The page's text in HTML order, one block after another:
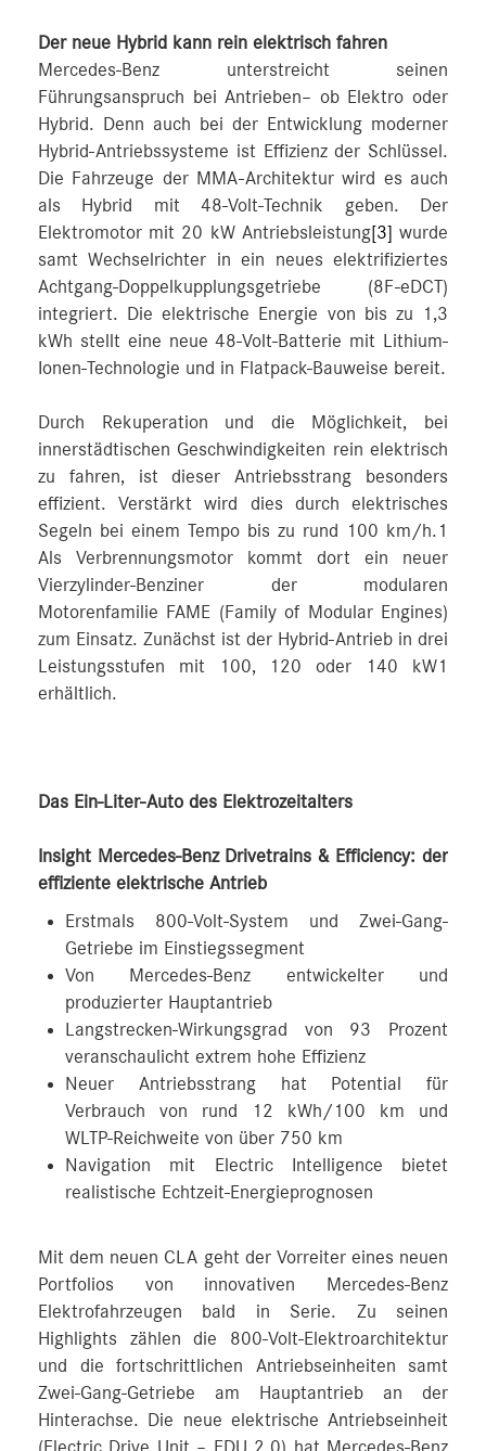
Der neue Hybrid kann rein elektrisch fahren
Mercedes-Benz unterstreicht seinen
Führungsanspruch bei Antrieben– ob Elektro oder
Hybrid. Denn auch bei der Entwicklung moderner
Hybrid-Antriebssysteme ist Effizienz der Schlüssel.
Die Fahrzeuge der MMA-Architektur wird es auch
als Hybrid mit 48-Volt-Technik geben. Der
Elektromotor mit 20 kW Antriebsleistung[3] wurde
samt Wechselrichter in ein neues elektrifiziertes
Achtgang-Doppelkupplungsgetriebe (8F-eDCT)
integriert. Die elektrische Energie von bis zu 1,3
kWh stellt eine neue 48-Volt-Batterie mit Lithium-
Ionen-Technologie und in Flatpack-Bauweise bereit.
Durch Rekuperation und die Möglichkeit, bei
innerstädtischen Geschwindigkeiten rein elektrisch
zu fahren, ist dieser Antriebsstrang besonders
effizient. Verstärkt wird dies durch elektrisches
Segeln bei einem Tempo bis zu rund 100 km/h.1
Als Verbrennungsmotor kommt dort ein neuer
Vierzylinder-Benziner der modularen
Motorenfamilie FAME (Family of Modular Engines)
zum Einsatz. Zunächst ist der Hybrid-Antrieb in drei
Leistungsstufen mit 100, 120 oder 140 kW1
erhältlich.
Das Ein-Liter-Auto des Elektrozeitalters
Insight Mercedes-Benz Drivetrains & Efficiency: der
effiziente elektrische Antrieb
Erstmals 800-Volt-System und Zwei-Gang-
Getriebe im Einstiegssegment
Von Mercedes-Benz entwickelter und
produzierter Hauptantrieb
Langstrecken-Wirkungsgrad von 93 Prozent
veranschaulicht extrem hohe Effizienz
Neuer Antriebsstrang hat Potential für
Verbrauch von rund 12 kWh/100 km und
WLTP-Reichweite von über 750 km
Navigation mit Electric Intelligence bietet
realistische Echtzeit-Energieprognosen
Mit dem neuen CLA geht der Vorreiter eines neuen
Portfolios von innovativen Mercedes‑Benz
Elektrofahrzeugen bald in Serie. Zu seinen
Highlights zählen die 800-Volt-Elektroarchitektur
und die fortschrittlichen Antriebseinheiten samt
Zwei-Gang-Getriebe am Hauptantrieb an der
Hinterachse. Die neue elektrische Antriebseinheit